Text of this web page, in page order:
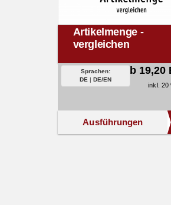
Artikelmenge -
vergleichen
Sprachen:
DE | DE/EN
ab 19,20
inkl. 20
Ausführungen